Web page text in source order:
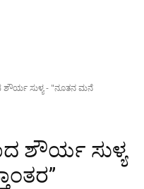
ಸುಳ್ಯ - "ನೂತನ ಮನೆ
ಶೌರ್ಯ ಸುಳ್ಯ